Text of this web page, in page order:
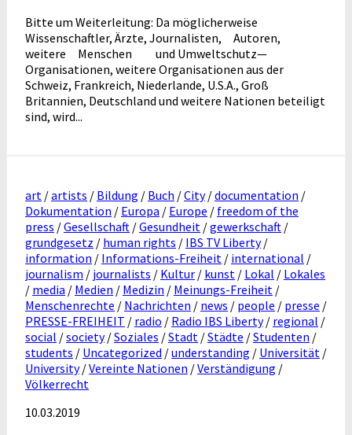
Bitte um Weiterleitung: Da möglicherweise
Wissenschaftler, Ärzte, Journalisten, Autoren,
weitere Menschen und Umweltschutz—
Organisationen, weitere Organisationen aus der
Schweiz, Frankreich, Niederlande, U.S.A., Groß
Britannien, Deutschland und weitere Nationen beteiligt
sind, wird...
art /artists / Bildung / Buch /City/documentation /
Dokumentation / Europa / Europe / freedom of the
press /Gesellschaft /Gesundheit /gewerkschaft /
grundgesetz / human rights / IBS TV Liberty/
information / Informations-Freiheit / international /
journalism / journalists / Kultur / kunst / Lokal / Lokales
/ media / Medien / Medizin / Meinungs-Freiheit /
Menschenrechte / Nachrichten / news / people / presse /
PRESSE-FREIHEIT / radio / Radio IBS Liberty/ regional /
social /society/Soziales /Stadt /Städte /Studenten /
students / Uncategorized /understanding / Universität /
University/Vereinte Nationen /Verständigung /
Völkerrecht
10.03.2019